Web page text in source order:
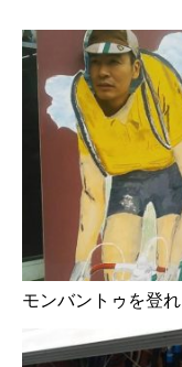
モンバントゥを登れ